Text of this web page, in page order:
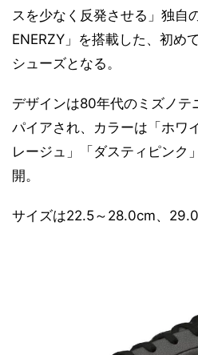
スを少なく反発させる」独自
ENERZY」を搭載した、初め
シューズとなる。
デザインは80年代のミズノテ
パイアされ、カラーは「ホワ
レージュ」「ダスティピンク
開。
サイズは22.5～28.0cm、